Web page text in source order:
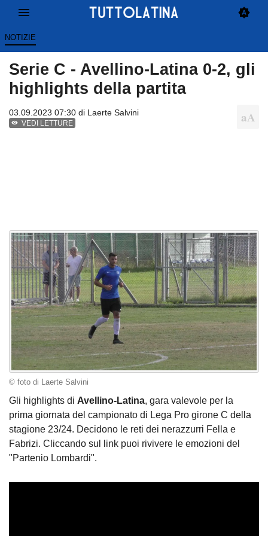
NOTIZIE
Serie C - Avellino-Latina 0-2, gli
highlights della partita
03.09.2023 07:30 di Laerte Salvini
VEDI LETTURE
© foto di Laerte Salvini
Gli highlights di Avellino-Latina, gara valevole per la
prima giornata del campionato di Lega Pro girone C della
stagione 23/24. Decidono le reti dei nerazzurri Fella e
Fabrizi. Cliccando sul link puoi rivivere le emozioni del
"Partenio Lombardi".